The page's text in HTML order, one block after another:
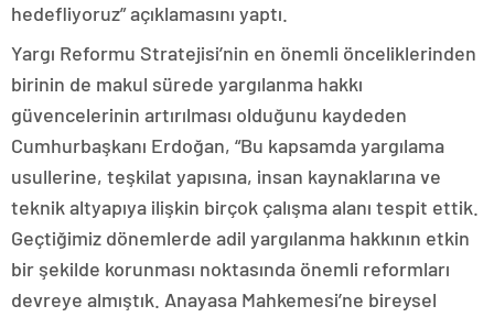
hedefliyoruz” açıklamasını yaptı.
Yargı Reformu Stratejisi’nin en önemli önceliklerinden
birinin de makul sürede yargılanma hakkı
güvencelerinin artırılması olduğunu kaydeden
Cumhurbaşkanı Erdoğan, “Bu kapsamda yargılama
usullerine, teşkilat yapısına, insan kaynaklarına ve
teknik altyapıya ilişkin birçok çalışma alanı tespit ettik.
Geçtiğimiz dönemlerde adil yargılanma hakkının etkin
bir şekilde korunması noktasında önemli reformları
devreye almıştık. Anayasa Mahkemesi’ne bireysel